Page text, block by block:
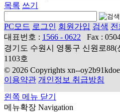
목록 쓰기
PC모드 로그인 회원가입 검색
대표번호 : 1566 - 0622
Fax :
경기도 수원시 영통구 신원로
1103호
© 2026 Copyrights xn--
이용약관 개인정보 취급방침
왼쪽 메뉴 닫기
메뉴확장 Navigation